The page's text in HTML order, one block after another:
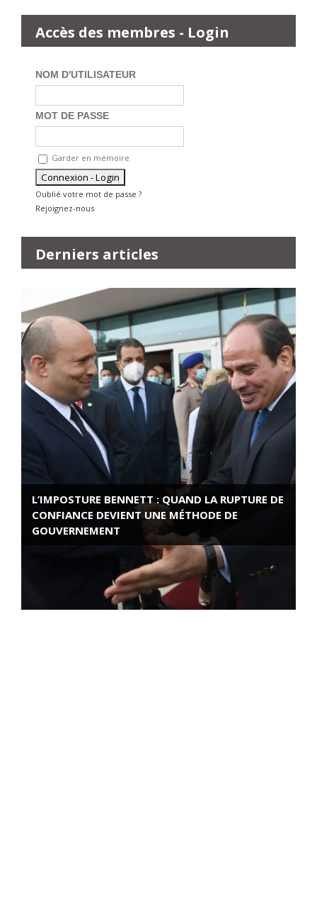
Accès des membres - Login
NOM D'UTILISATEUR
MOT DE PASSE
Garder en mémoire
Oublié votre mot de passe ?
Rejoignez-nous
Derniers articles
L’IMPOSTURE BENNETT : QUAND LA RUPTURE DE
CONFIANCE DEVIENT UNE MÉTHODE DE
GOUVERNEMENT
ROSE VALLAND, HEROÏNE DE LA RESISTANCE